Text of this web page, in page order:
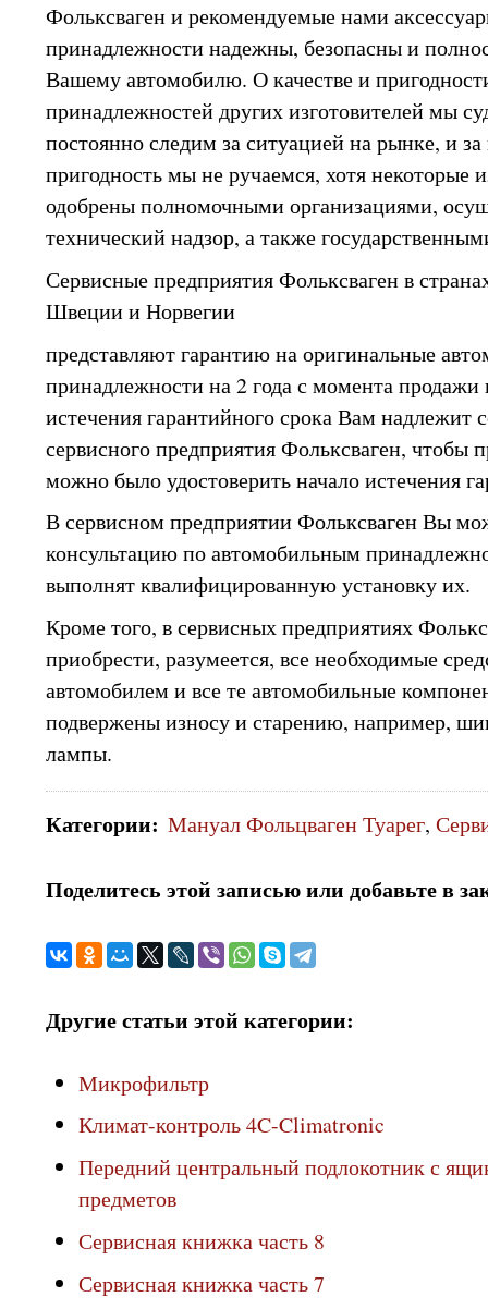
Фольксваген и рекомендуемые нами
принадлежности надежны, безопасны и
Вашему автомобилю. О качестве и
принадлежностей других изготовителей мы
постоянно следим за ситуацией на рынке, и за
пригодность мы не ручаемся, хотя некоторые
одобрены полномочными организациями,
технический надзор, а также
Сервисные предприятия Фольксваген в
Швеции и Норвегии
представляют гарантию на оригинальные
принадлежности на 2 года с момента
истечения гарантийного срока Вам надлежит
сервисного предприятия Фольксваген, чтобы
можно было удостоверить начало истечения
В сервисном предприятии Фольксваген Вы
консультацию по автомобильным
выполнят квалифицированную установку их.
Кроме того, в сервисных предприятиях
приобрести, разумеется, все необходимые
автомобилем и все те автомобильные
подвержены износу и старению, например,
лампы.
Категории: Мануал Фольцваген Туарег,
Поделитесь этой записью или добавьте в
Другие статьи этой категории:
Микрофильтр
Климат-контроль 4C-Climatronic
Передний центральный подлокотник с
предметов
Сервисная книжка часть 8
Сервисная книжка часть 7